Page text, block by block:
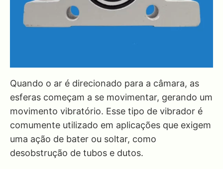
Quando o ar é direcionado para a câmara, as
esferas começam a se movimentar, gerando um
movimento vibratório. Esse tipo de vibrador é
comumente utilizado em aplicações que exigem
uma ação de bater ou soltar, como
desobstrução de tubos e dutos.